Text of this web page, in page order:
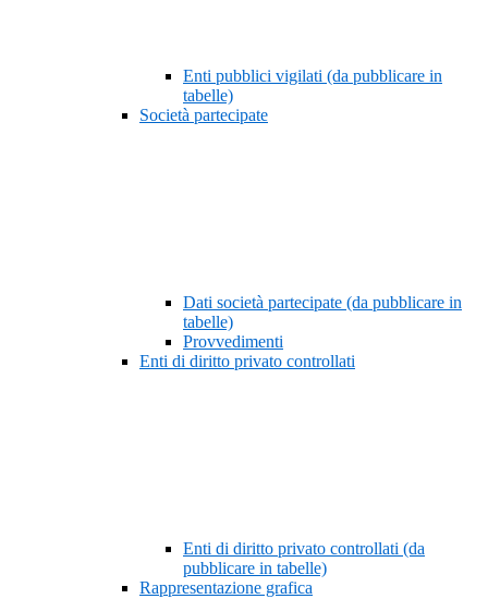
Enti pubblici vigilati (da pubblicare in
tabelle)
Società partecipate
Dati società partecipate (da pubblicare in
tabelle)
Provvedimenti
Enti di diritto privato controllati
Enti di diritto privato controllati (da
pubblicare in tabelle)
Rappresentazione grafica